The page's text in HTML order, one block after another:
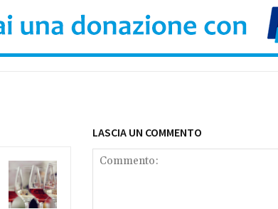
LASCIA UN COMMENTO